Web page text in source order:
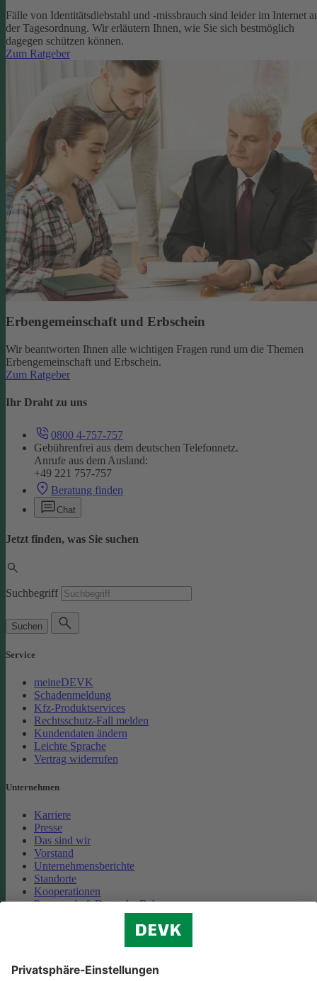
Fälle von Identitätsdiebstahl und -missbrauch sind leider im Internet
der Tagesordnung. Wir erläutern Ihnen, wie Sie sich bestmöglich
dagegen schützen können.
Zum Ratgeber
Erbengemeinschaft und Erbschein
Wir beantworten Ihnen alle wichtigen Fragen rund um die Themen
Erbengemeinschaft und Erbschein.
Zum Ratgeber
Ihr Draht zu uns
0800 4-757-757
Gebührenfrei aus dem deutschen Telefonnetz.
Anrufe aus dem Ausland:
+49 221 757-757
Beratung finden
Chat
Jetzt finden, was Sie suchen
Suchbegriff
Suchen
Service
meineDEVK
Schadenmeldung
Kfz-Produktservices
Rechtsschutz-Fall melden
Kundendaten ändern
Leichte Sprache
Vertrag widerrufen
Unternehmen
Karriere
Presse
Das sind wir
Vorstand
Unternehmensberichte
Standorte
Kooperationen
Partnerschaft Deutsche Bahn